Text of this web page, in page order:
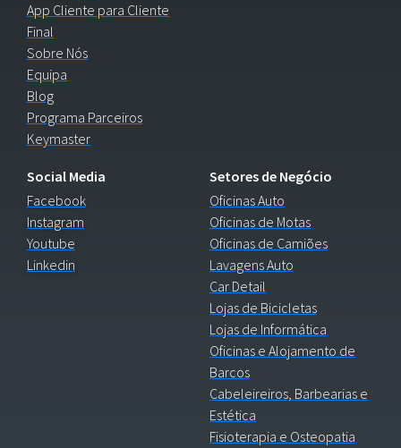
App Cliente para Cliente
Final
Sobre Nós
Equipa
Blog
Programa Parceiros
Keymaster
Social Media
Facebook
Instagram
Youtube
Linkedin
Setores de Negócio
Oficinas Auto
Oficinas de Motas
Oficinas de Camiões
Lavagens Auto
Car Detail
Lojas de Bicicletas
Lojas de Informática
Oficinas e Alojamento de
Barcos
Cabeleireiros, Barbearias e
Estética
Fisioterapia e Osteopatia